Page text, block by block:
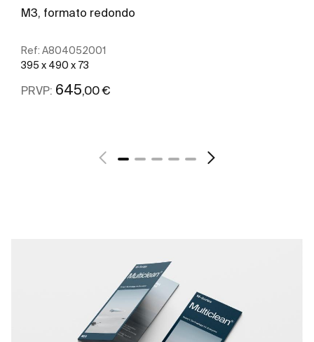
M3, formato redondo
Ref: A804052001
395 x 490 x 73
PRVP: 645,00 €